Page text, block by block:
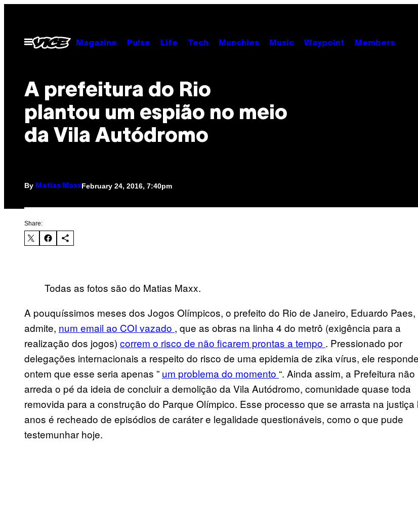
contentOpen
Menu
Magazine Pulse Life Tech Munchies Music Waypoint Members
A prefeitura do Rio
plantou um espião no meio
da Vila Autódromo
By Matias MaxxFebruary 24, 2016, 7:40pm
Share:
Todas as fotos são do Matias Maxx.
A pouquíssimos meses dos Jogos Olímpicos, o prefeito do Rio de Janeiro, Eduardo Paes,
admite, num email ao COI vazado , que as obras na linha 4 do metrô (exigência para a
realização dos jogos) correm o risco de não ficarem prontas a tempo . Pressionado por
delegações internacionais a respeito do risco de uma epidemia de zika vírus, ele
ontem que esse seria apenas ” um problema do momento “. Ainda assim, a Prefeitura não
arreda o pé da ideia de concluir a demolição da Vila Autódromo, comunidade quase toda
removida para a construção do Parque Olímpico. Esse processo que se arrasta na justiça
anos é recheado de episódios de caráter e legalidade questionáveis, como o que pude
testemunhar hoje.